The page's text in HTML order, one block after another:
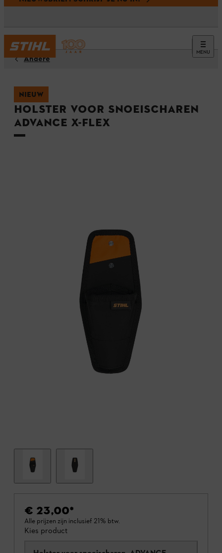
MENU
Andere
NIEUW
Holster voor snoeischaren
ADVANCE X-Flex
€ 23,00*
Alle prijzen zijn inclusief 21% btw.
Kies product